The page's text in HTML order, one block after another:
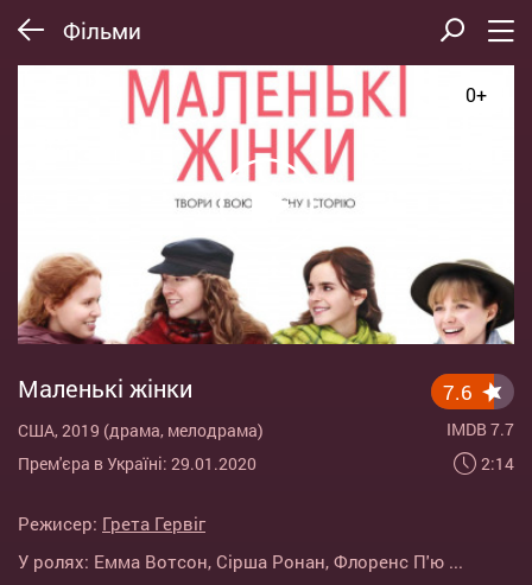
Фільми
0+
Маленькі жінки
США, 2019 (драма, мелодрама)
Прем'єра в Україні: 29.01.2020
7.6
IMDB 7.7
2:14
Режисер: Грета Гервіг
У ролях: Емма Вотсон, Сірша Ронан, Флоренс П'ю ...